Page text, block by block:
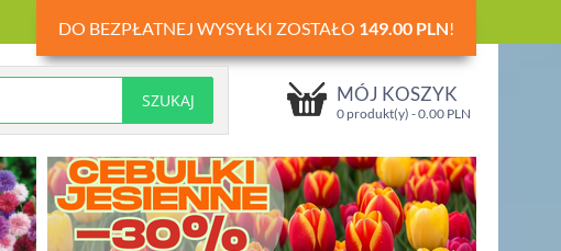
DO BEZPŁATNEJ WYSYŁKI ZOSTAŁO 149.00 PLN!
MÓJ KOSZYK
0 produkt(y) -0.00 PLN